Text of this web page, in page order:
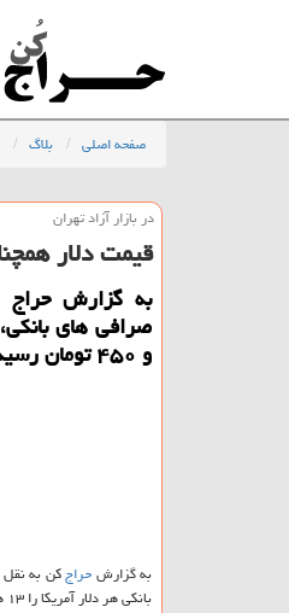
صفحه اصلی بلاگ
در بازار آزاد تهران
قیمت دلار همچنان ۱۳۴۵۰
به گزارش حراج
و ۴۵۰ تومان رسید.
به گزارشحراجكن به نقل
بانكی هر دلار آمریكا را ۱۳ هزار و ۲۰۰ تومان خریداری می كنند. هر یورو هم امروز برای خرید ۱۴ هزار و ۷۰۰ تومان و برای فروش ۱۴ هزار و ۹۵۰ تومان قیمت خورده است.